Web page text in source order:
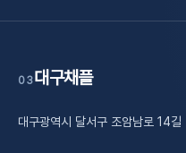
03대구채플
대구광역시 달서구 조암남로 14